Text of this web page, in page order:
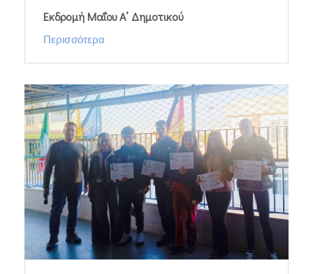
Εκδρομή Μαΐου Α’ Δημοτικού
Περισσότερα